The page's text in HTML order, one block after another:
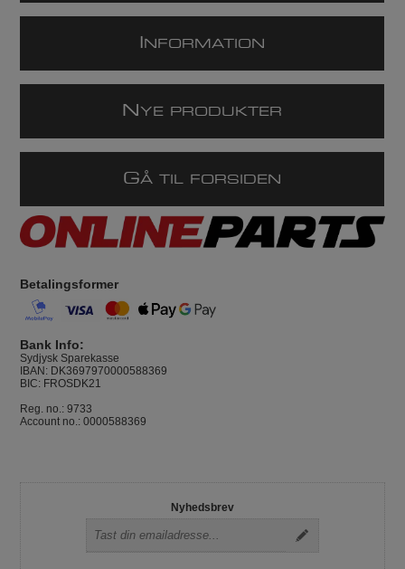
NFORMATION
N YE PRODUKTER
GÅ TIL FORSIDEN
Betalingsformer
Bank Info:
Sydjysk Sparekasse
IBAN: DK3697970000588369
BIC: FROSDK21
Reg. no.: 9733
Account no.: 0000588369
Nyhedsbrev